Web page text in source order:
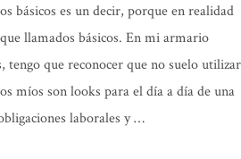
básicos es un decir, porque en realidad
llamados básicos. En mi armario
tengo que reconocer que no suelo utilizar
míos son looks para el día a día de una
laborales y …